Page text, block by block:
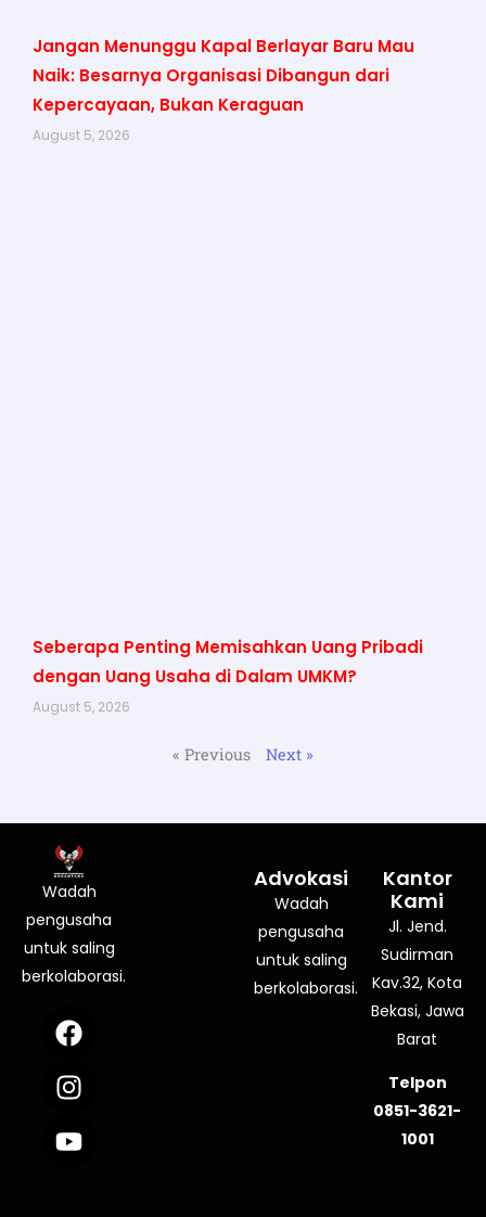
Jangan Menunggu Kapal Berlayar Baru Mau
Naik: Besarnya Organisasi Dibangun dari
Kepercayaan, Bukan Keraguan
August 5, 2026
Seberapa Penting Memisahkan Uang Pribadi
dengan Uang Usaha di Dalam UMKM?
August 5, 2026
« Previous Next »
Wadah
pengusaha
untuk saling
berkolaborasi.
F
a
c
e
b
o
I
n
s
t
a
g
Y
o
u
t
u
b
Advokasi
Wadah
pengusaha
untuk saling
berkolaborasi.
Kantor
Kami
Jl. Jend.
Sudirman
Kav.32, Kota
Bekasi, Jawa
Barat
Telpon
0851-3621-
1001